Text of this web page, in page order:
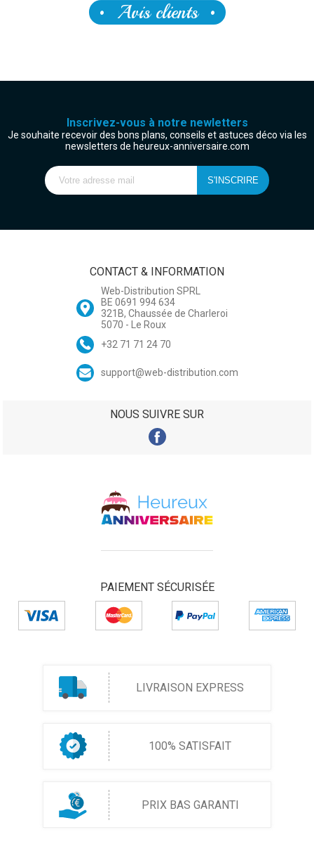
Avis clients
Inscrivez-vous à notre newletters
Je souhaite recevoir des bons plans, conseils et astuces déco via les
newsletters de heureux-anniversaire.com
CONTACT & INFORMATION
Web-Distribution SPRL
BE 0691 994 634
321B, Chaussée de Charleroi
5070 - Le Roux
+32 71 71 24 70
support@web-distribution.com
NOUS SUIVRE SUR
PAIEMENT SÉCURISÉE
LIVRAISON EXPRESS
100% SATISFAIT
PRIX BAS GARANTI